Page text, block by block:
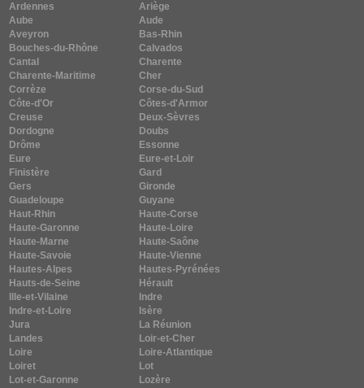
Ardennes
Ariège
Aube
Aude
Aveyron
Bas-Rhin
Bouches-du-Rhône
Calvados
Cantal
Charente
Charente-Maritime
Cher
Corrèze
Corse-du-Sud
Côte-d'Or
Côtes-d'Armor
Creuse
Deux-Sèvres
Dordogne
Doubs
Drôme
Essonne
Eure
Eure-et-Loir
Finistère
Gard
Gers
Gironde
Guadeloupe
Guyane
Haut-Rhin
Haute-Corse
Haute-Garonne
Haute-Loire
Haute-Marne
Haute-Saône
Haute-Savoie
Haute-Vienne
Hautes-Alpes
Hautes-Pyrénées
Hauts-de-Seine
Hérault
Ille-et-Vilaine
Indre
Indre-et-Loire
Isère
Jura
La Réunion
Landes
Loir-et-Cher
Loire
Loire-Atlantique
Loiret
Lot
Lot-et-Garonne
Lozère